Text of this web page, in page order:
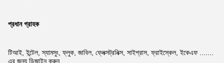
প্রধান গ্রাহক
টিআই, ইন্টেল, স্যামসুং, ফ্লুক, জাবিল, ফ্লেক্সট্রনিক্স, সাইপ্রাস, ফ্রাইস্কেল, ইকেএফ .......
এর জন্য ডিজাইন করুন